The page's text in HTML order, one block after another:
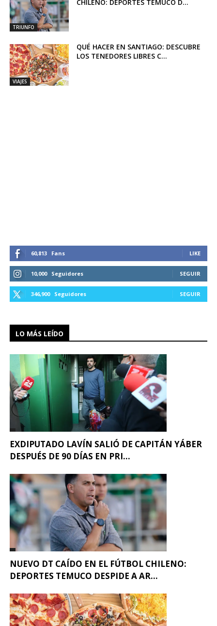
TRIUNFO
CHILENO: DEPORTES TEMUCO D...
VIAJES
QUÉ HACER EN SANTIAGO: DESCUBRE
LOS TENEDORES LIBRES C...
60,813 Fans LIKE
10,000 Seguidores SEGUIR
346,900 Seguidores SEGUIR
LO MÁS LEÍDO
EXDIPUTADO LAVÍN SALIÓ DE CAPITÁN YÁBER
DESPUÉS DE 90 DÍAS EN PRI...
NUEVO DT CAÍDO EN EL FÚTBOL CHILENO:
DEPORTES TEMUCO DESPIDE A AR...